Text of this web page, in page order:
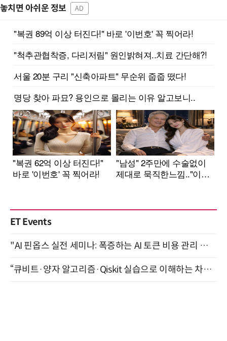
놓치면 아쉬운 정보 AD
ET Events
"AI 핀옵스 실전 세미나: 폭증하는 AI 토큰 비용 관리 전략" 8월 21일 개최
“큐비트·양자 알고리즘·Qiskit 실습으로 이해하는 차세대 컴퓨팅” (8/28)